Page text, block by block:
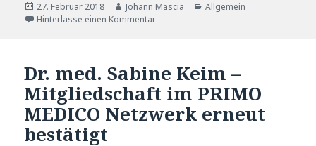
Veröffentlicht
am
27. Februar 2018 Autor
Johann Mascia Katgeorien
Allgemein
Hinterlasse einen Kommentar
Dr. med. Sabine Keim –
Mitgliedschaft im PRIMO
MEDICO Netzwerk erneut
bestätigt